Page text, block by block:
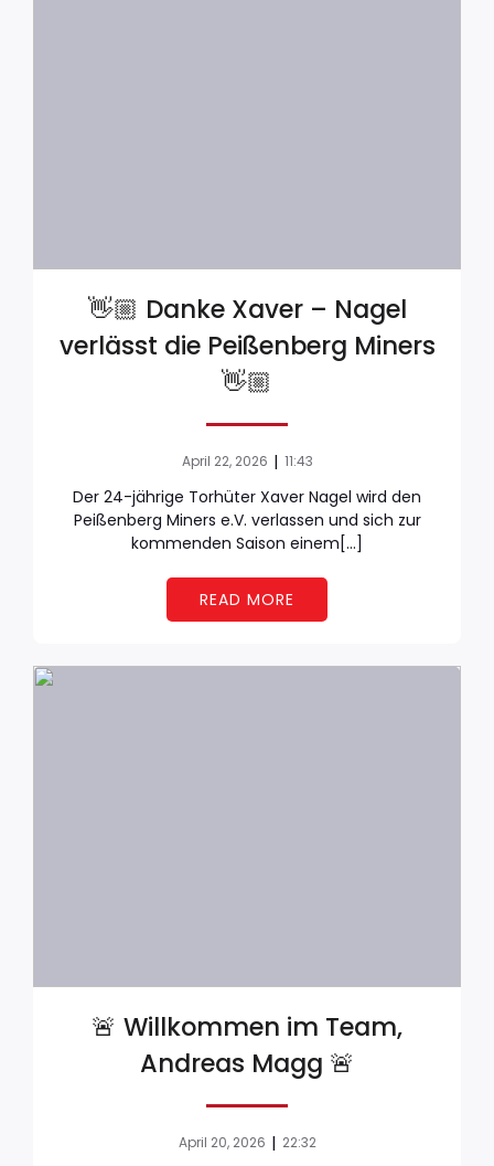
👋🏼 Danke Xaver – Nagel
verlässt die Peißenberg Miners
👋🏼
April 22, 2026 | 11:43
Der 24-jährige Torhüter Xaver Nagel wird den
Peißenberg Miners e.V. verlassen und sich zur
kommenden Saison einem[…]
READ MORE
🚨 Willkommen im Team,
Andreas Magg 🚨
April 20, 2026 | 22:32